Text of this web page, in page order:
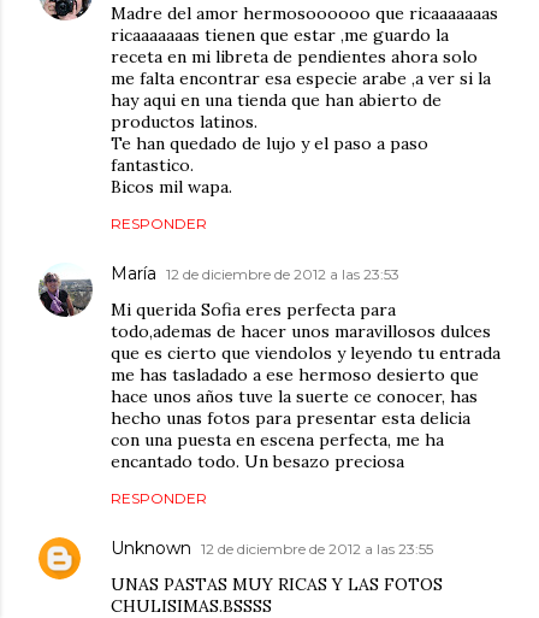
Madre del amor hermosoooooo que ricaaaaaaas
ricaaaaaaas tienen que estar ,me guardo la
receta en mi libreta de pendientes ahora solo
me falta encontrar esa especie arabe ,a ver si la
hay aqui en una tienda que han abierto de
productos latinos.
Te han quedado de lujo y el paso a paso
fantastico.
Bicos mil wapa.
RESPONDER
María 12 de diciembre de 2012 a las 23:53
Mi querida Sofia eres perfecta para
todo,ademas de hacer unos maravillosos dulces
que es cierto que viendolos y leyendo tu entrada
me has tasladado a ese hermoso desierto que
hace unos años tuve la suerte ce conocer, has
hecho unas fotos para presentar esta delicia
con una puesta en escena perfecta, me ha
encantado todo. Un besazo preciosa
RESPONDER
Unknown 12 de diciembre de 2012 a las 23:55
UNAS PASTAS MUY RICAS Y LAS FOTOS
CHULISIMAS.BSSSS